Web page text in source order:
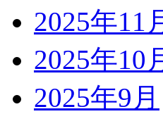
2025年11
2025年10
2025年9月